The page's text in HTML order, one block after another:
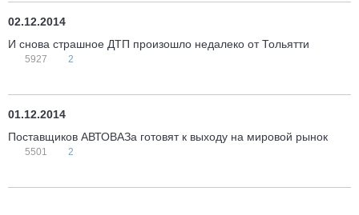
02.12.2014
И снова страшное ДТП произошло недалеко от Тольятти
5927 2
01.12.2014
Поставщиков АВТОВАЗа готовят к выходу на мировой рынок
5501 2